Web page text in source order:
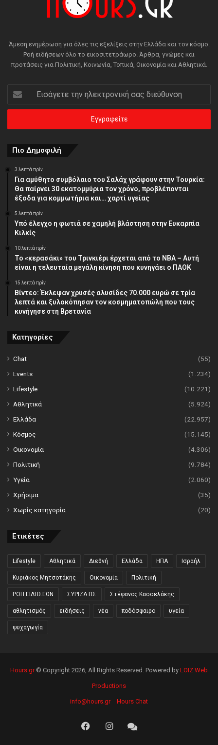
Άμεση ενημέρωση για όλες τις εξελίξεις στην Ελλάδα και τον κόσμο.
Ροή ειδήσεων όλο το εικοσιτετράωρο. Άρθρα, γνώμες και
προτάσεις για Πολιτική, Κοινωνία, Τοπικά, Οικονομία και Αθλητικά.
την
ηλεκτρονική
διεύθυνση
Πιο Δημοφιλή
3 λεπτά πρίν
Για αμύθητο συμβόλαιο του Σαλάχ γράφουν στην Τουρκία:
Θα παίρνει 30 εκατομμύρια τον χρόνο, προβλέπονται
έξοδα για κομμωτήρια και… χαρτί υγείας
5 λεπτά πρίν
Υπό έλεγχο η φωτιά σε χαμηλή βλάστηση στην Ευκαρπία
Κιλκίς
10 λεπτά πρίν
Το «κερασάκι» του Τρινκιέρι έρχεται από το NBA – Αυτή
είναι η τελευταία μεγάλη κίνηση που κυνηγάει ο ΠΑΟΚ
15 λεπτά πρίν
Βίντεο: Έκλεψαν χρυσές αλυσίδες 70.000 ευρώ σε τρία
λεπτά και ξυλοκόπησαν τον κοσμηματοπώλη που τους
κυνήγησε στη Βρετανία
Κατηγορίες
Chat
(55)
Events
(1.234)
Lifestyle
(10.221)
Αθλητικά
(5.924)
Ελλάδα
(22.957)
Κόσμος
(15.145)
Οικονομία
(4.306)
Πολιτική
(9.784)
Υγεία
(2.060)
Χρήσιμα
(35)
Χωρίς κατηγορία
(20)
Ετικέτες
Lifestyle Αθλητικά Διεθνή Ελλάδα ΗΠΑ Ισραήλ
Κυριάκος Μητσοτάκης Οικονομία Πολιτική
ΡΟΗ ΕΙΔΗΣΕΩΝ ΣΥΡΙΖΑ ΠΣ Στέφανος Κασσελάκης
αθλητισμός ειδήσεις νέα ποδόσφαιρο υγεία
ψυχαγωγία
Hours.gr© Copyright 2026, All Rights Reserved. Powered by LOIZ Web
Productions
info@hours.gr Hours Chat
FacebookInstagramHours